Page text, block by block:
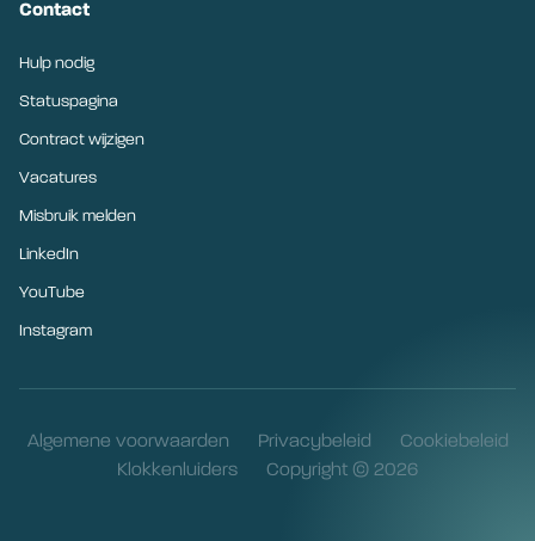
Contact
Hulp nodig
Statuspagina
Contract wijzigen
Vacatures
Misbruik melden
LinkedIn
YouTube
Instagram
Algemene voorwaarden Privacybeleid
Cookiebeleid
Klokkenluiders
Copyright © 2026